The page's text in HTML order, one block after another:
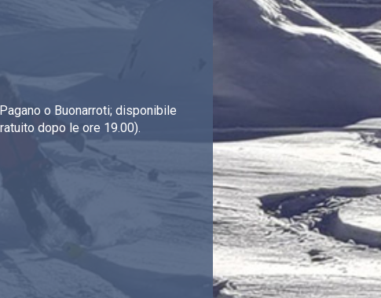
o Buonarroti; disponibile
dopo le ore 19.00).